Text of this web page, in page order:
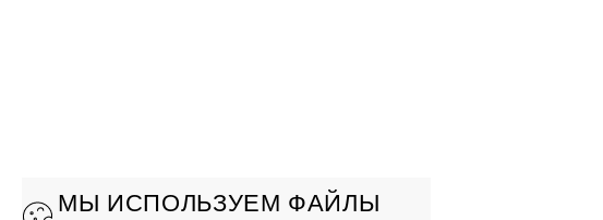
МЫ ИСПОЛЬЗУЕМ ФАЙЛЫ